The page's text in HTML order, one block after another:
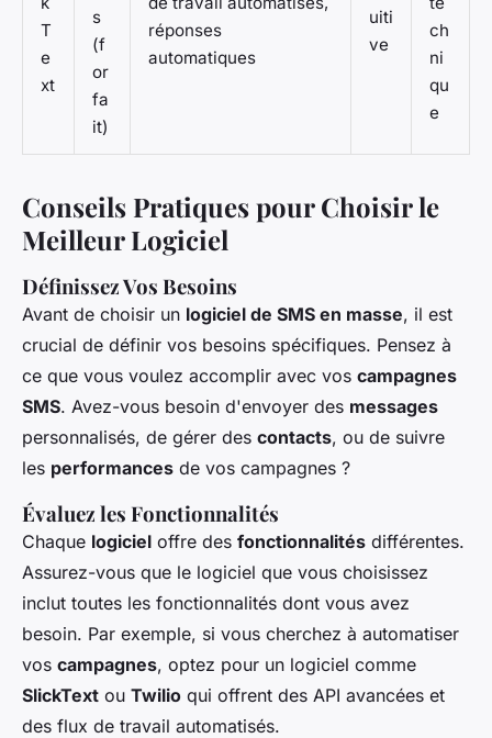
T
e
xt
s
(f
or
fa
it)
réponses
automatiques
uiti
ve
ch
ni
qu
e
Conseils Pratiques pour Choisir le
Meilleur Logiciel
Définissez Vos Besoins
Avant de choisir un logiciel de SMS en masse, il est
crucial de définir vos besoins spécifiques. Pensez à
ce que vous voulez accomplir avec vos campagnes
SMS. Avez-vous besoin d'envoyer des messages
personnalisés, de gérer des contacts, ou de suivre
les performances de vos campagnes ?
Évaluez les Fonctionnalités
Chaque logiciel offre des fonctionnalités différentes.
Assurez-vous que le logiciel que vous choisissez
inclut toutes les fonctionnalités dont vous avez
besoin. Par exemple, si vous cherchez à automatiser
vos campagnes, optez pour un logiciel comme
SlickText ou Twilio qui offrent des API avancées et
des flux de travail automatisés.